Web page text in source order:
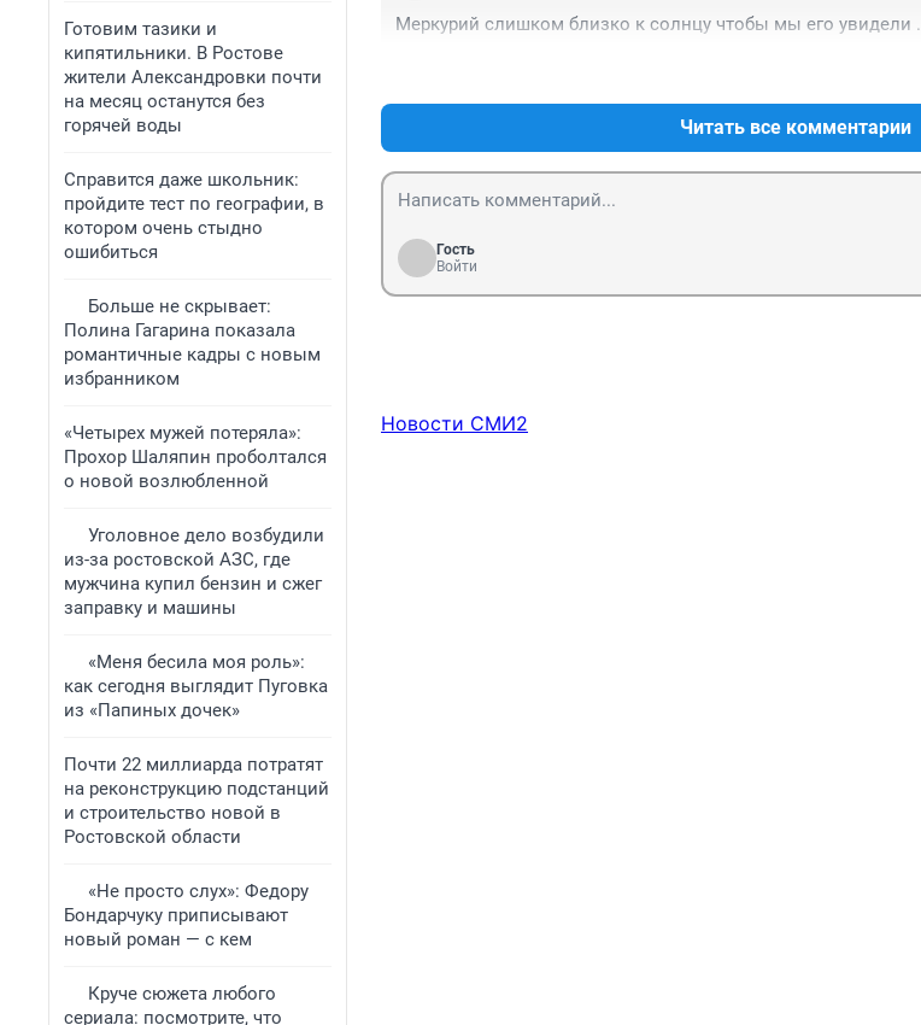
Готовим тазики и
кипятильники. В Ростове
жители Александровки почти
на месяц останутся без
горячей воды
Справится даже школьник:
пройдите тест по географии, в
котором очень стыдно
ошибиться
Больше не скрывает:
Полина Гагарина показала
романтичные кадры с новым
избранником
«Четырех мужей потеряла»:
Прохор Шаляпин проболтался
о новой возлюбленной
Уголовное дело возбудили
из-за ростовской АЗС, где
мужчина купил бензин и сжег
заправку и машины
«Меня бесила моя роль»:
как сегодня выглядит Пуговка
из «Папиных дочек»
Почти 22 миллиарда потратят
на реконструкцию подстанций
и строительство новой в
Ростовской области
«Не просто слух»: Федору
Бондарчуку приписывают
новый роман — с кем
Круче сюжета любого
сериала: посмотрите, что
Меркурий слишком близко к солнцу чтобы мы его увидели .
Читать все комментарии
Гость
Войти
Новости СМИ2